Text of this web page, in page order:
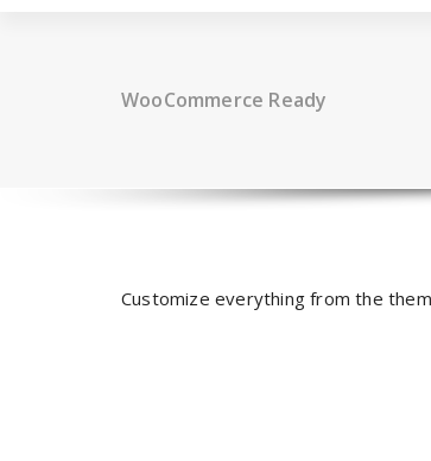
WooCommerce Ready
Customize everything from the